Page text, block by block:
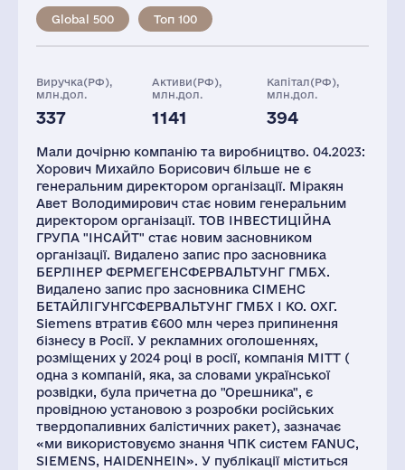
Global 500 Топ 100
Виручка(РФ),
млн.дол.
337
Активи(РФ),
млн.дол.
1141
Капітал(РФ),
млн.дол.
394
млн.дол.
84530
2021
2700
млн.дол.
19
Мали дочірню компанію та виробництво. 04.2023:
Хорович Михайло Борисович більше не є
генеральним директором організації. Міракян
Авет Володимирович стає новим генеральним
директором організації. ТОВ ІНВЕСТИЦІЙНА
ГРУПА "ІНСАЙТ" стає новим засновником
організації. Видалено запис про засновника
БЕРЛІНЕР ФЕРМЕГЕНСФЕРВАЛЬТУНГ ГМБХ.
Видалено запис про засновника СІМЕНС
БЕТАЙЛІГУНГСФЕРВАЛЬТУНГ ГМБХ І КО. ОХГ.
Siemens втратив €600 млн через припинення
бізнесу в Росії. У рекламних оголошеннях,
розміщених у 2024 році в росії, компанія MITT (
одна з компаній, яка, за словами української
розвідки, була причетна до "Орешника", є
провідною установою з розробки російських
твердопаливних балістичних ракет), зазначає
«ми використовуємо знання ЧПК систем FANUC,
SIEMENS, HAIDENHEIN». У публікації міститься